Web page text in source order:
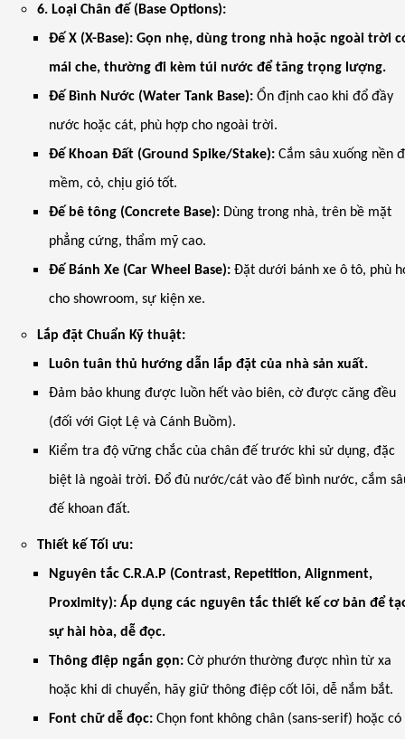
6. Loại Chân đế (Base Options):
Đế X (X-Base): Gọn nhẹ, dùng trong nhà hoặc ngoài trời
mái che, thường đi kèm túi nước để tăng trọng lượng.
Đế Bình Nước (Water Tank Base): Ổn định cao khi đổ đầy
nước hoặc cát, phù hợp cho ngoài trời.
Đế Khoan Đất (Ground Spike/Stake): Cắm sâu xuống nền
mềm, cỏ, chịu gió tốt.
Đế bê tông (Concrete Base): Dùng trong nhà, trên bề mặt
phẳng cứng, thẩm mỹ cao.
Đế Bánh Xe (Car Wheel Base): Đặt dưới bánh xe ô tô, phù
cho showroom, sự kiện xe.
Lắp đặt Chuẩn Kỹ thuật:
Luôn tuân thủ hướng dẫn lắp đặt của nhà sản xuất.
Đảm bảo khung được luồn hết vào biên, cờ được căng đều
(đối với Giọt Lệ và Cánh Buồm).
Kiểm tra độ vững chắc của chân đế trước khi sử dụng, đặc
biệt là ngoài trời. Đổ đủ nước/cát vào đế bình nước, cắm
đế khoan đất.
Thiết kế Tối ưu:
Nguyên tắc C.R.A.P (Contrast, Repetition, Alignment,
Proximity): Áp dụng các nguyên tắc thiết kế cơ bản để
sự hài hòa, dễ đọc.
Thông điệp ngắn gọn: Cờ phướn thường được nhìn từ xa
hoặc khi di chuyển, hãy giữ thông điệp cốt lõi, dễ nắm bắt.
Font chữ dễ đọc: Chọn font không chân (sans-serif) hoặc có